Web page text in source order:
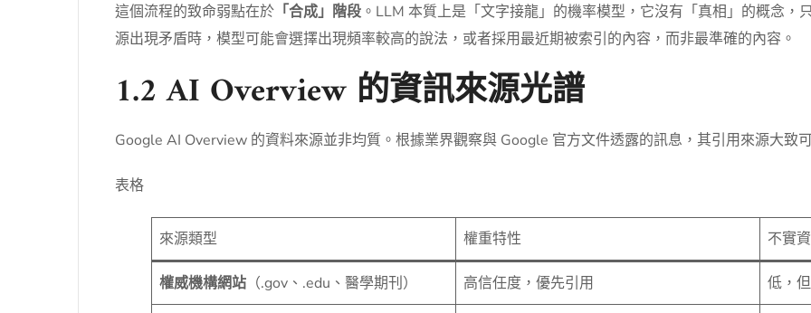
這個流程的致命弱點在於 「合成」階段 。LLM 本質上是「文字接龍」的機率模型，它沒有「真相」的概念
源出現矛盾時，模型可能會選擇出現頻率較高的說法，或者採用最近期被索引的內容，而非最準確的內容。
1.2 AI Overview 的資訊來源光譜
Google AI Overview 的資料來源並非均質。根據業界觀察與 Google 官方文件透露的訊息，其引用來源大致
表格
來源類型 權重特性 不實
權威機構網站 （.gov、.edu、醫學期刊） 高信任度，優先引用 低，